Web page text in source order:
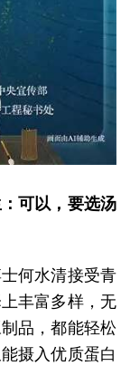
可以，要选汤
何水清接受青
丰富多样，无
品，都能轻松
摄入优质蛋白